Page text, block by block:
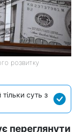
розвитку
суть з
переглянути